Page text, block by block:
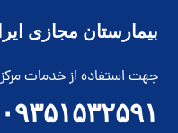
بیمارستان مجازی
جهت استفاده از خدمات
۰۹۳۵۱۵۳۲۵۹۱